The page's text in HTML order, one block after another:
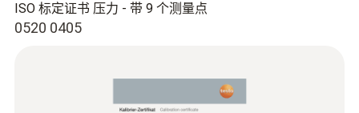
0520 0405
ISO 标定证书 压力 - 带 9 个测量点